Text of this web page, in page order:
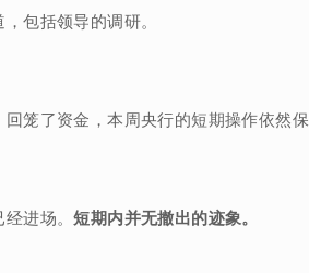
包括领导的调研。
回笼了资金，本周央行的短期操作依然保
经进场。短期内并无撤出的迹象。